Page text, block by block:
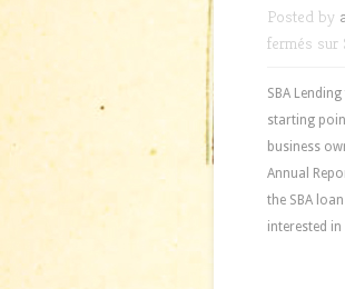
Posted by
fermés sur
SBA
starting
business
Annual
the SBA
interested